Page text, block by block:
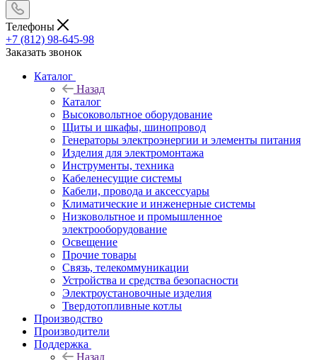
Телефоны
+7 (812) 98-645-98
Заказать звонок
Каталог
Назад
Каталог
Высоковольтное оборудование
Щиты и шкафы, шинопровод
Генераторы электроэнергии и элементы питания
Изделия для электромонтажа
Инструменты, техника
Кабеленесущие системы
Кабели, провода и аксессуары
Климатические и инженерные системы
Низковольтное и промышленное
электрооборудование
Освещение
Прочие товары
Связь, телекоммуникации
Устройства и средства безопасности
Электроустановочные изделия
Твердотопливные котлы
Производство
Производители
Поддержка
Назад